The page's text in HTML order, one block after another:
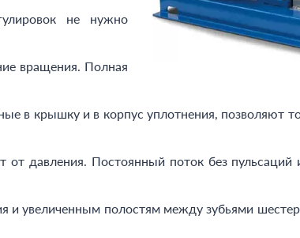
не нужно
вращения. Полная
в крышку и в корпус уплотнения, позволяют
от давления. Постоянный поток без пульсаций
и увеличенным полостям между зубьями